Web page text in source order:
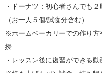
・ドーナツ：初心者さんでも
（お一人５個/試食分含む）
※ホームベーカリーでの作り方
授
・レッスン後に復習ができる